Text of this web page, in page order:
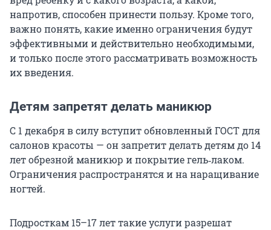
напротив, способен принести пользу. Кроме того,
важно понять, какие именно ограничения будут
эффективными и действительно необходимыми,
и только после этого рассматривать возможность
их введения.
Детям запретят делать маникюр
С 1 декабря в силу вступит обновленный ГОСТ для
салонов красоты — он запретит делать детям до 14
лет обрезной маникюр и покрытие гель‑лаком.
Ограничения распространятся и на наращивание
ногтей.
Подросткам 15–17 лет такие услуги разрешат